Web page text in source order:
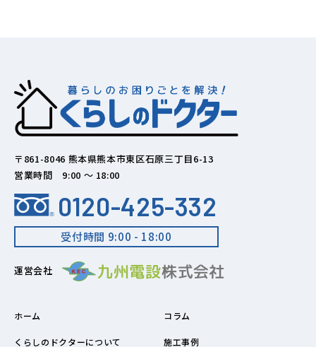
〒861-8046 熊本県熊本市東区石原三丁目6-13
営業時間 9:00 ～ 18:00
0120-425-332
受付時間 9:00 - 18:00
運営会社
ホーム
くらしのドクターについて
コラム
施工事例